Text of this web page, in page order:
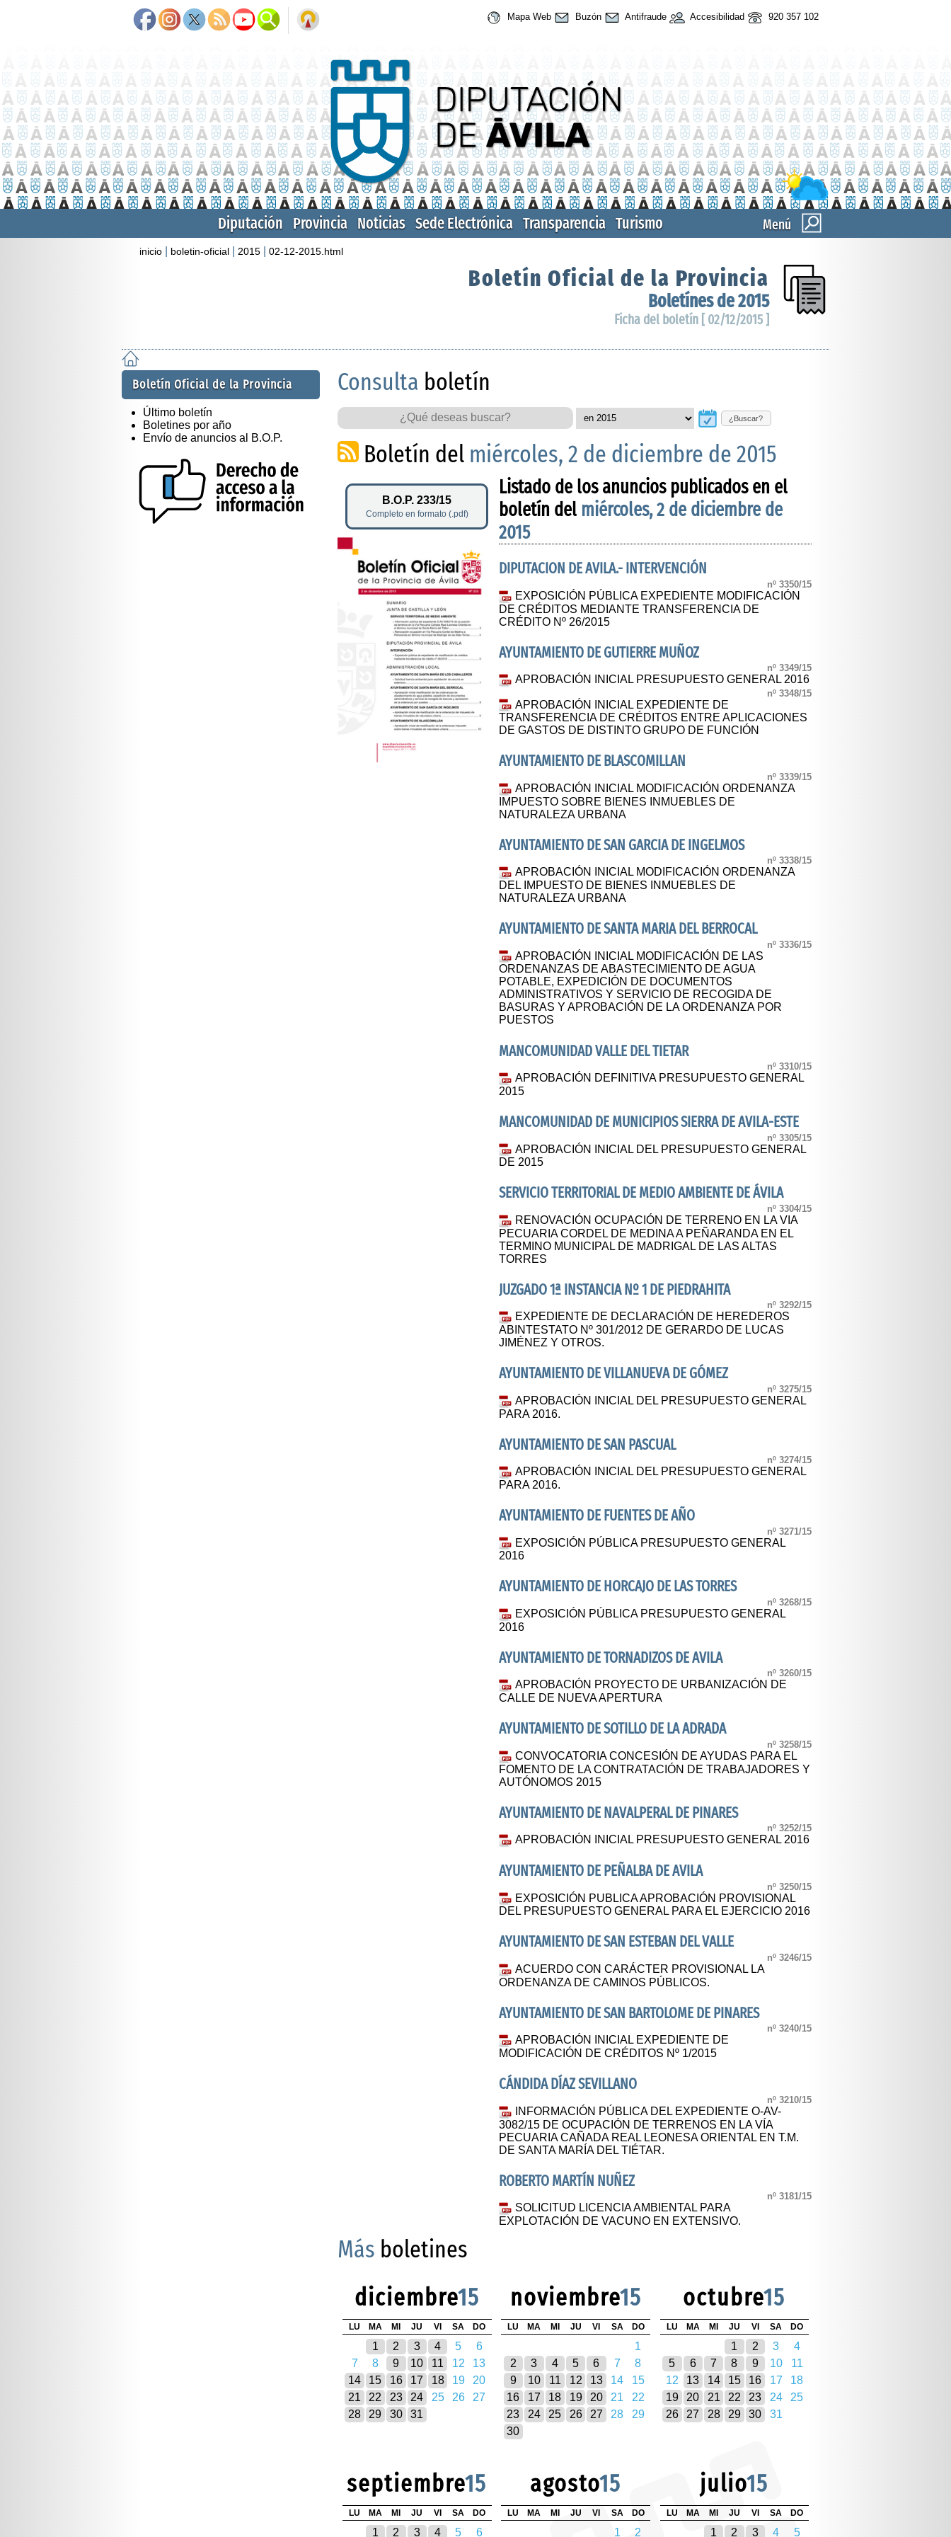
Mapa Web Buzón Antifraude Accesibilidad 920 357 102
Menú
Diputación Provincia Noticias Sede Electrónica Transparencia Turismo
inicio boletin-oficial 2015 02-12-2015.html
Boletín Oficial de la Provincia
Boletínes de 2015
Ficha del boletín [ 02/12/2015 ]
Boletín Oficial de la Provincia
Último boletín
Boletines por año
Envío de anuncios al B.O.P.
Consulta boletín
¿Buscar?
Boletín del miércoles, 2 de diciembre de 2015
B.O.P. 233/15
Completo en formato (.pdf)
Listado de los anuncios publicados en el
boletín del miércoles, 2 de diciembre de
2015
DIPUTACION DE AVILA.- INTERVENCIÓN
nº 3350/15
EXPOSICIÓN PÚBLICA EXPEDIENTE MODIFICACIÓN
DE CRÉDITOS MEDIANTE TRANSFERENCIA DE
CRÉDITO Nº 26/2015
AYUNTAMIENTO DE GUTIERRE MUÑOZ
nº 3349/15
APROBACIÓN INICIAL PRESUPUESTO GENERAL 2016
nº 3348/15
APROBACIÓN INICIAL EXPEDIENTE DE
TRANSFERENCIA DE CRÉDITOS ENTRE APLICACIONES
DE GASTOS DE DISTINTO GRUPO DE FUNCIÓN
AYUNTAMIENTO DE BLASCOMILLAN
nº 3339/15
APROBACIÓN INICIAL MODIFICACIÓN ORDENANZA
IMPUESTO SOBRE BIENES INMUEBLES DE
NATURALEZA URBANA
AYUNTAMIENTO DE SAN GARCIA DE INGELMOS
nº 3338/15
APROBACIÓN INICIAL MODIFICACIÓN ORDENANZA
DEL IMPUESTO DE BIENES INMUEBLES DE
NATURALEZA URBANA
AYUNTAMIENTO DE SANTA MARIA DEL BERROCAL
nº 3336/15
APROBACIÓN INICIAL MODIFICACIÓN DE LAS
ORDENANZAS DE ABASTECIMIENTO DE AGUA
POTABLE, EXPEDICIÓN DE DOCUMENTOS
ADMINISTRATIVOS Y SERVICIO DE RECOGIDA DE
BASURAS Y APROBACIÓN DE LA ORDENANZA POR
PUESTOS
MANCOMUNIDAD VALLE DEL TIETAR
nº 3310/15
APROBACIÓN DEFINITIVA PRESUPUESTO GENERAL
2015
MANCOMUNIDAD DE MUNICIPIOS SIERRA DE AVILA-ESTE
nº 3305/15
APROBACIÓN INICIAL DEL PRESUPUESTO GENERAL
DE 2015
SERVICIO TERRITORIAL DE MEDIO AMBIENTE DE ÁVILA
nº 3304/15
RENOVACIÓN OCUPACIÓN DE TERRENO EN LA VIA
PECUARIA CORDEL DE MEDINA A PEÑARANDA EN EL
TERMINO MUNICIPAL DE MADRIGAL DE LAS ALTAS
TORRES
JUZGADO 1ª INSTANCIA Nº 1 DE PIEDRAHITA
nº 3292/15
EXPEDIENTE DE DECLARACIÓN DE HEREDEROS
ABINTESTATO Nº 301/2012 DE GERARDO DE LUCAS
JIMÉNEZ Y OTROS.
AYUNTAMIENTO DE VILLANUEVA DE GÓMEZ
nº 3275/15
APROBACIÓN INICIAL DEL PRESUPUESTO GENERAL
PARA 2016.
AYUNTAMIENTO DE SAN PASCUAL
nº 3274/15
APROBACIÓN INICIAL DEL PRESUPUESTO GENERAL
PARA 2016.
AYUNTAMIENTO DE FUENTES DE AÑO
nº 3271/15
EXPOSICIÓN PÚBLICA PRESUPUESTO GENERAL
2016
AYUNTAMIENTO DE HORCAJO DE LAS TORRES
nº 3268/15
EXPOSICIÓN PÚBLICA PRESUPUESTO GENERAL
2016
AYUNTAMIENTO DE TORNADIZOS DE AVILA
nº 3260/15
APROBACIÓN PROYECTO DE URBANIZACIÓN DE
CALLE DE NUEVA APERTURA
AYUNTAMIENTO DE SOTILLO DE LA ADRADA
nº 3258/15
CONVOCATORIA CONCESIÓN DE AYUDAS PARA EL
FOMENTO DE LA CONTRATACIÓN DE TRABAJADORES Y
AUTÓNOMOS 2015
AYUNTAMIENTO DE NAVALPERAL DE PINARES
nº 3252/15
APROBACIÓN INICIAL PRESUPUESTO GENERAL 2016
AYUNTAMIENTO DE PEÑALBA DE AVILA
nº 3250/15
EXPOSICIÓN PUBLICA APROBACIÓN PROVISIONAL
DEL PRESUPUESTO GENERAL PARA EL EJERCICIO 2016
AYUNTAMIENTO DE SAN ESTEBAN DEL VALLE
nº 3246/15
ACUERDO CON CARÁCTER PROVISIONAL LA
ORDENANZA DE CAMINOS PÚBLICOS.
AYUNTAMIENTO DE SAN BARTOLOME DE PINARES
nº 3240/15
APROBACIÓN INICIAL EXPEDIENTE DE
MODIFICACIÓN DE CRÉDITOS Nº 1/2015
CÁNDIDA DÍAZ SEVILLANO
nº 3210/15
INFORMACIÓN PÚBLICA DEL EXPEDIENTE O-AV-
3082/15 DE OCUPACIÓN DE TERRENOS EN LA VÍA
PECUARIA CAÑADA REAL LEONESA ORIENTAL EN T.M.
DE SANTA MARÍA DEL TIÉTAR.
ROBERTO MARTÍN NUÑEZ
nº 3181/15
SOLICITUD LICENCIA AMBIENTAL PARA
EXPLOTACIÓN DE VACUNO EN EXTENSIVO.
Más boletines
diciembre15
LU MA MI JU VI SA DO
1 2 3 4 5
6
7
8 9 10 11 12
13
14
15 16 17 18 19
20
21
22 23 24 25 26
27
28
29 30 31
noviembre15
LU MA MI JU VI SA DO
1
2
3 4 5 6 7
8
9
10 11 12 13 14
15
16
17 18 19 20 21
22
23
24 25 26 27 28
29
30
octubre15
LU MA MI JU VI SA DO
1 2 3
4
5
6 7 8 9 10
11
12
13 14 15 16 17
18
19
20 21 22 23 24
25
26
27 28 29 30 31
septiembre15
LU MA MI JU VI SA DO
1 2 3 4 5 6
agosto15
LU MA MI JU VI SA DO
1 2
julio15
LU MA MI JU VI SA DO
1 2 3 4 5